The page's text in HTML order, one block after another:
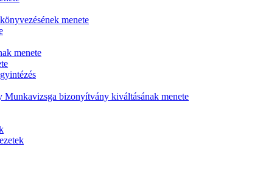
menete
menete
bizonyítvány kiváltásának menete